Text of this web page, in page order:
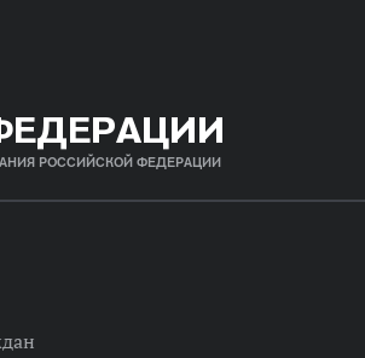
РОССИЙСКОЙ ФЕДЕРАЦИИ